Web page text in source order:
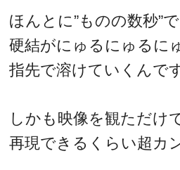
ほんとに”ものの数秒”で
硬結がにゅるにゅるに
指先で溶けていくんです
しかも映像を観ただけ
再現できるくらい超カ